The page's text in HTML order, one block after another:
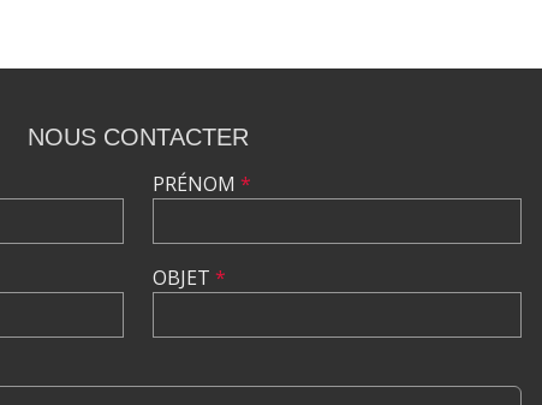
NOUS CONTACTER
PRÉNOM *
OBJET *